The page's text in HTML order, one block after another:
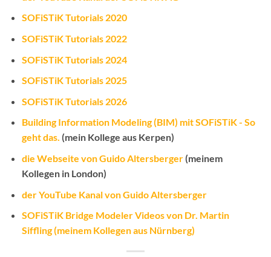
SOFiSTiK Tutorials 2020
SOFiSTiK Tutorials 2022
SOFiSTiK Tutorials 2024
SOFiSTiK Tutorials 2025
SOFiSTiK Tutorials 2026
Building Information Modeling (BIM) mit SOFiSTiK - So
geht das. (mein Kollege aus Kerpen)
die Webseite von Guido Altersberger(meinem
Kollegen in London)
der YouTube Kanal von Guido Altersberger
SOFiSTiK Bridge Modeler Videos von Dr. Martin
Siffling (meinem Kollegen aus Nürnberg)